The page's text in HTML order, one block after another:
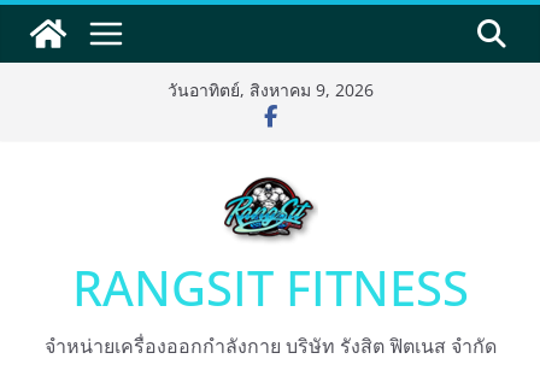
วันอาทิตย์, สิงหาคม 9, 2026
RANGSIT FITNESS
จำหน่ายเครื่องออกกำลังกาย บริษัท รังสิต ฟิตเนส จำกัด